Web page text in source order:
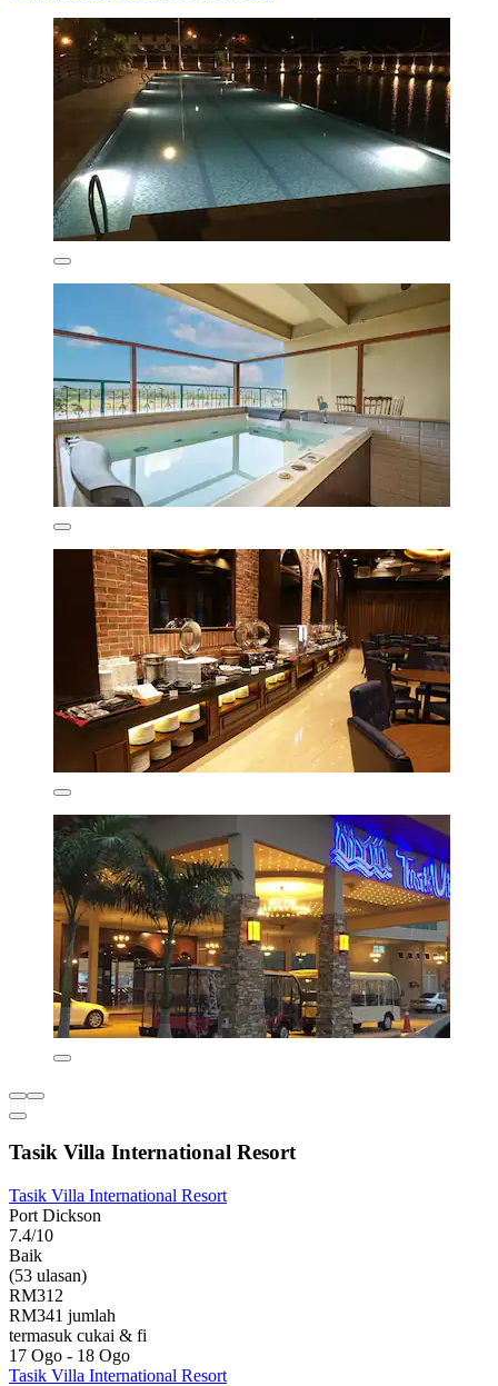
Tasik Villa International Resort
Tasik Villa International Resort
Port Dickson
7.4/10
Baik
(53 ulasan)
RM312
RM341 jumlah
termasuk cukai & fi
17 Ogo - 18 Ogo
Tasik Villa International Resort